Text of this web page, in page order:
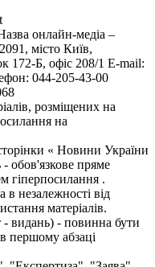
онлайн-медіа –
місто Київ,
Б, офіс 208/1 E-mail:
044-205-43-00
розміщених на
на
« Новини України
- обов'язкове пряме
гіперпосилання .
незалежності від
матеріалів.
- видань) - повинна бути
першому абзаці